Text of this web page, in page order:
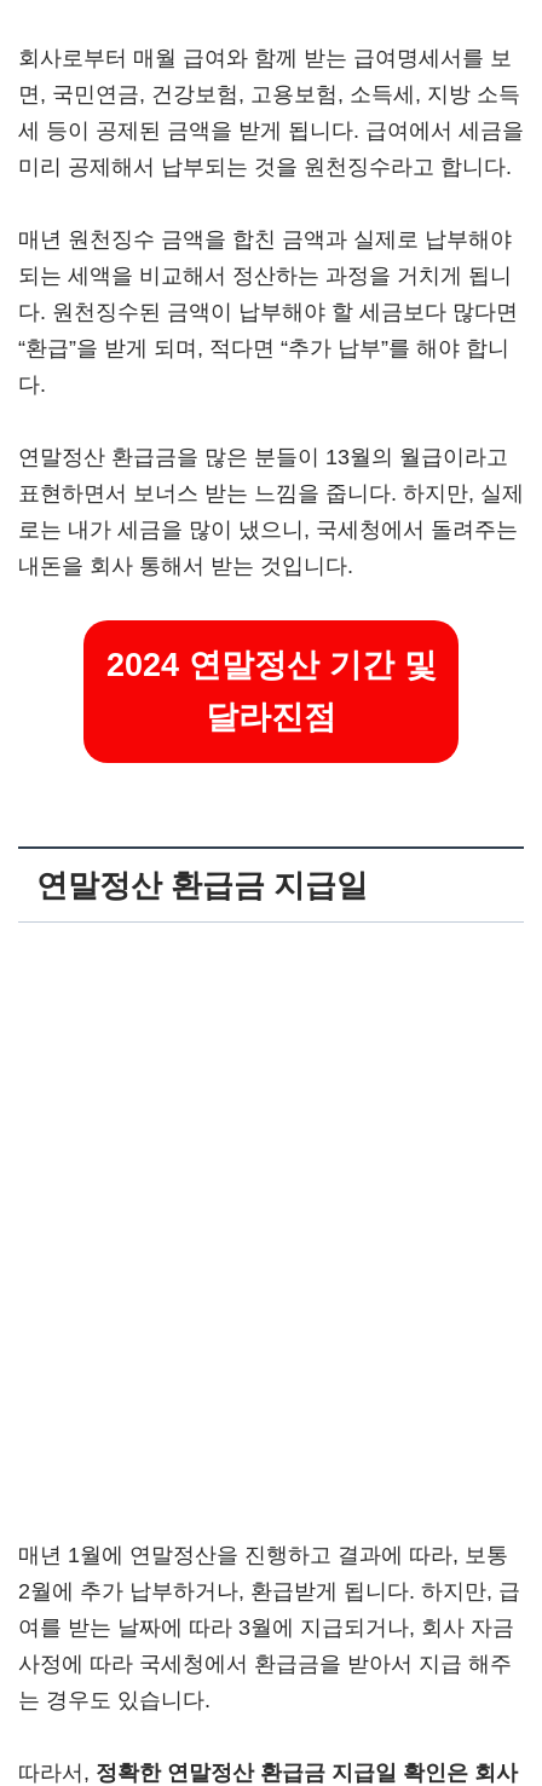
회사로부터 매월 급여와 함께 받는 급여명세서를 보
면, 국민연금, 건강보험, 고용보험, 소득세, 지방 소득
세 등이 공제된 금액을 받게 됩니다. 급여에서 세금을
미리 공제해서 납부되는 것을 원천징수라고 합니다.
매년 원천징수 금액을 합친 금액과 실제로 납부해야
되는 세액을 비교해서 정산하는 과정을 거치게 됩니
다. 원천징수된 금액이 납부해야 할 세금보다 많다면
“환급”을 받게 되며, 적다면 “추가 납부”를 해야 합니
다.
연말정산 환급금을 많은 분들이 13월의 월급이라고
표현하면서 보너스 받는 느낌을 줍니다. 하지만, 실제
로는 내가 세금을 많이 냈으니, 국세청에서 돌려주는
내돈을 회사 통해서 받는 것입니다.
2024 연말정산 기간 및
달라진점
연말정산 환급금 지급일
매년 1월에 연말정산을 진행하고 결과에 따라, 보통
2월에 추가 납부하거나, 환급받게 됩니다. 하지만, 급
여를 받는 날짜에 따라 3월에 지급되거나, 회사 자금
사정에 따라 국세청에서 환급금을 받아서 지급 해주
는 경우도 있습니다.
따라서, 정확한 연말정산 환급금 지급일 확인은 회사